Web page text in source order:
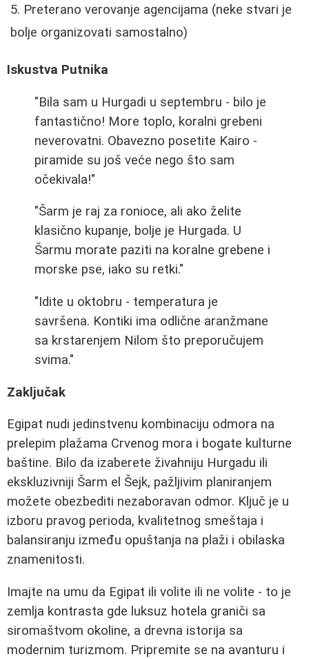
Preterano verovanje agencijama (neke stvari je
bolje organizovati samostalno)
Iskustva Putnika
"Bila sam u Hurgadi u septembru - bilo je
fantastično! More toplo, koralni grebeni
neverovatni. Obavezno posetite Kairo -
piramide su još veće nego što sam
očekivala!"
"Šarm je raj za ronioce, ali ako želite
klasično kupanje, bolje je Hurgada. U
Šarmu morate paziti na koralne grebene i
morske pse, iako su retki."
"Idite u oktobru - temperatura je
savršena. Kontiki ima odlične aranžmane
sa krstarenjem Nilom što preporučujem
svima."
Zaključak
Egipat nudi jedinstvenu kombinaciju odmora na
prelepim plažama Crvenog mora i bogate kulturne
baštine. Bilo da izaberete živahniju Hurgadu ili
ekskluzivniji Šarm el Šejk, pažljivim planiranjem
možete obezbediti nezaboravan odmor. Ključ je u
izboru pravog perioda, kvalitetnog smeštaja i
balansiranju između opuštanja na plaži i obilaska
znamenitosti.
Imajte na umu da Egipat ili volite ili ne volite - to je
zemlja kontrasta gde luksuz hotela graniči sa
siromaštvom okoline, a drevna istorija sa
modernim turizmom. Pripremite se na avanturu i